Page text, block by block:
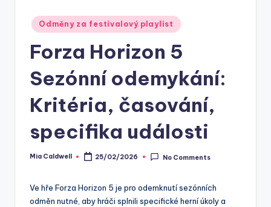
Posted
in
Odměny za festivalový playlist
Forza Horizon 5
Sezónní odemykání:
Kritéria, časování,
specifika události
Posted
Mia Caldwell 25/02/2026 No Comments
Ve hře Forza Horizon 5 je pro odemknutí sezónních
odměn nutné, aby hráči splnili specifické herní úkoly a